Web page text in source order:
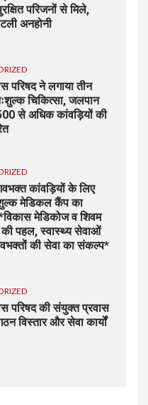
परिजनों से मिले,
अनहोनी
परिषद ने लगाया तीन
चिकित्सा, जलपान
से अधिक कांवड़ियों की
कांवड़ियों के लिए
मेडिकल कैंप का
मेडिकोज व शिवम
पहल, स्वास्थ्य सेवाओं
की सेवा का संकल्प*
परिषद की संयुक्त प्रवास
विस्तार और सेवा कार्यों